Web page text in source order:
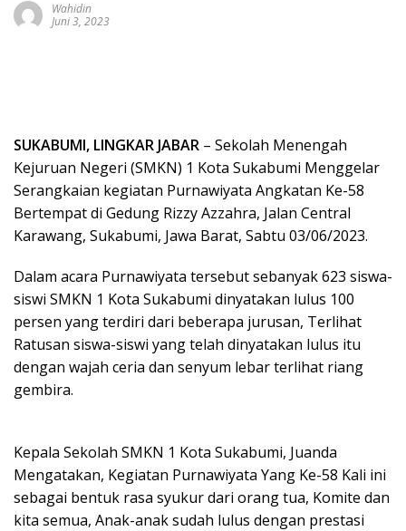
Wahidin
Juni 3, 2023
SUKABUMI, LINGKAR JABAR – Sekolah Menengah
Kejuruan Negeri (SMKN) 1 Kota Sukabumi Menggelar
Serangkaian kegiatan Purnawiyata Angkatan Ke-58
Bertempat di Gedung Rizzy Azzahra, Jalan Central
Karawang, Sukabumi, Jawa Barat, Sabtu 03/06/2023.
Dalam acara Purnawiyata tersebut sebanyak 623 siswa-
siswi SMKN 1 Kota Sukabumi dinyatakan lulus 100
persen yang terdiri dari beberapa jurusan, Terlihat
Ratusan siswa-siswi yang telah dinyatakan lulus itu
dengan wajah ceria dan senyum lebar terlihat riang
gembira.
Kepala Sekolah SMKN 1 Kota Sukabumi, Juanda
Mengatakan, Kegiatan Purnawiyata Yang Ke-58 Kali ini
sebagai bentuk rasa syukur dari orang tua, Komite dan
kita semua, Anak-anak sudah lulus dengan prestasi